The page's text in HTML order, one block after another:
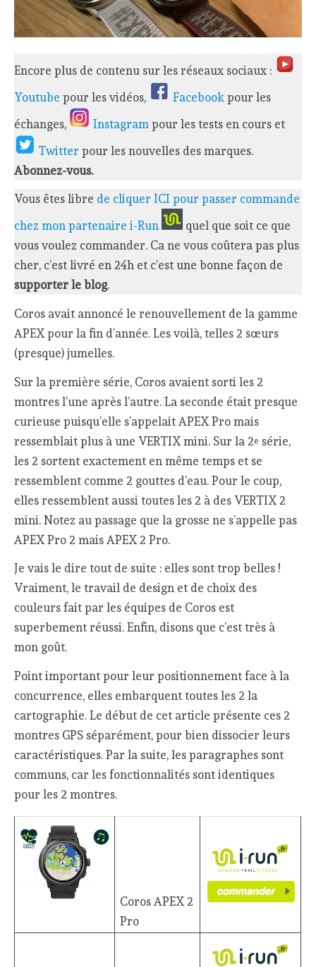
Encore plus de contenu sur les réseaux sociaux :
Youtube pour les vidéos, Facebookpour les
échanges,
Instagrampour les tests en cours et
Twitterpour les nouvelles des marques.
Abonnez-vous.
Vous êtes libre de cliquer ICI pour passer commande
chez mon partenaire i-Run
quel que soit ce que
vous voulez commander. Ca ne vous coûtera pas plus
cher, c’est livré en 24h et c’est une bonne façon de
supporter le blog.
Coros avait annoncé le renouvellement de la gamme
APEX pour la fin d’année. Les voilà, telles 2 sœurs
(presque) jumelles.
Sur la première série, Coros avaient sorti les 2
montres l’une après l’autre. La seconde était presque
curieuse puisqu’elle s’appelait APEX Pro mais
ressemblait plus à une VERTIX mini. Sur la 2e série,
les 2 sortent exactement en même temps et se
ressemblent comme 2 gouttes d’eau. Pour le coup,
elles ressemblent aussi toutes les 2 à des VERTIX 2
mini. Notez au passage que la grosse ne s’appelle pas
APEX Pro 2 mais APEX 2 Pro.
Je vais le dire tout de suite : elles sont trop belles !
Vraiment, le travail de design et de choix des
couleurs fait par les équipes de Coros est
superbement réussi. Enfin, disons que c’est très à
mon goût.
Point important pour leur positionnement face à la
concurrence, elles embarquent toutes les 2 la
cartographie. Le début de cet article présente ces 2
montres GPS séparément, pour bien dissocier leurs
caractéristiques. Par la suite, les paragraphes sont
communs, car les fonctionnalités sont identiques
pour les 2 montres.
Coros APEX 2
Pro